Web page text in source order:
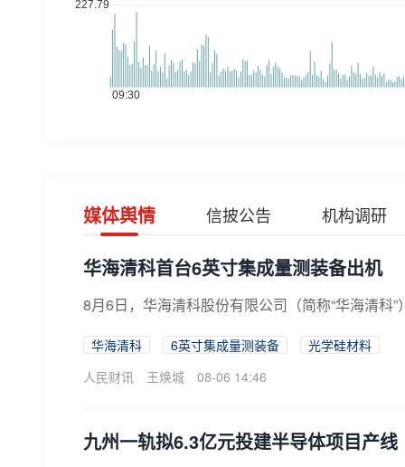
媒体舆情 信披公告 机构调研
华海清科首台6英寸集成量测装备出机
8月6日，华海清科股份有限公司（简称“华海清科
华海清科 6英寸集成量测装备
光学硅材料
人民财讯
王焕城 08-06 14:46
九州一轨拟6.3亿元投建半导体项目产线